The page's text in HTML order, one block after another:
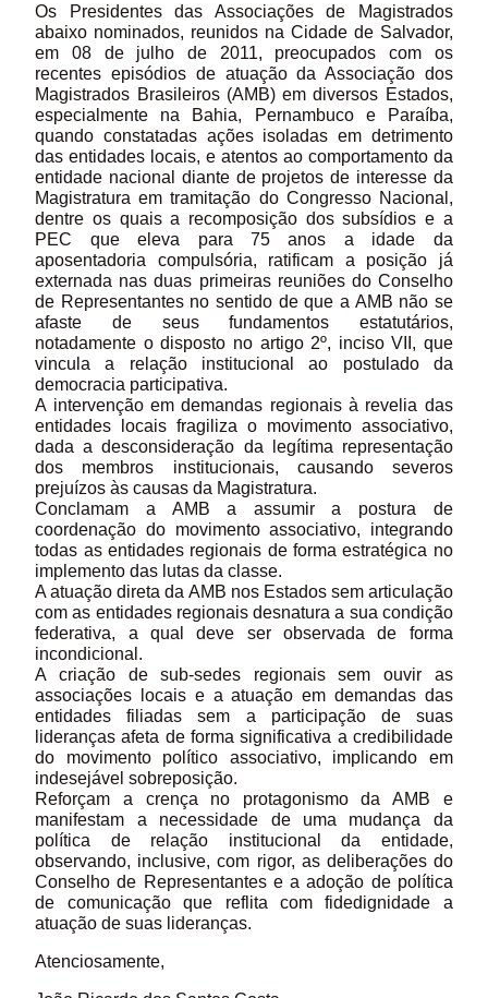
Os Presidentes das Associações de Magistrados
abaixo nominados, reunidos na Cidade de Salvador,
em 08 de julho de 2011, preocupados com os
recentes episódios de atuação da Associação dos
Magistrados Brasileiros (AMB) em diversos Estados,
especialmente na Bahia, Pernambuco e Paraíba,
quando constatadas ações isoladas em detrimento
das entidades locais, e atentos ao comportamento da
entidade nacional diante de projetos de interesse da
Magistratura em tramitação do Congresso Nacional,
dentre os quais a recomposição dos subsídios e a
PEC que eleva para 75 anos a idade da
aposentadoria compulsória, ratificam a posição já
externada nas duas primeiras reuniões do Conselho
de Representantes no sentido de que a AMB não se
afaste de seus fundamentos estatutários,
notadamente o disposto no artigo 2º, inciso VII, que
vincula a relação institucional ao postulado da
democracia participativa.
A intervenção em demandas regionais à revelia das
entidades locais fragiliza o movimento associativo,
dada a desconsideração da legítima representação
dos membros institucionais, causando severos
prejuízos às causas da Magistratura.
Conclamam a AMB a assumir a postura de
coordenação do movimento associativo, integrando
todas as entidades regionais de forma estratégica no
implemento das lutas da classe.
A atuação direta da AMB nos Estados sem articulação
com as entidades regionais desnatura a sua condição
federativa, a qual deve ser observada de forma
incondicional.
A criação de sub-sedes regionais sem ouvir as
associações locais e a atuação em demandas das
entidades filiadas sem a participação de suas
lideranças afeta de forma significativa a credibilidade
do movimento político associativo, implicando em
indesejável sobreposição.
Reforçam a crença no protagonismo da AMB e
manifestam a necessidade de uma mudança da
política de relação institucional da entidade,
observando, inclusive, com rigor, as deliberações do
Conselho de Representantes e a adoção de política
de comunicação que reflita com fidedignidade a
atuação de suas lideranças.
Atenciosamente,